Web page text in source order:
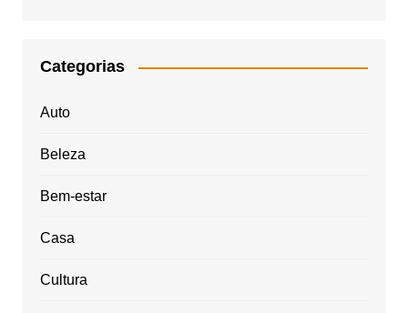
Categorias
Auto
Beleza
Bem-estar
Casa
Cultura